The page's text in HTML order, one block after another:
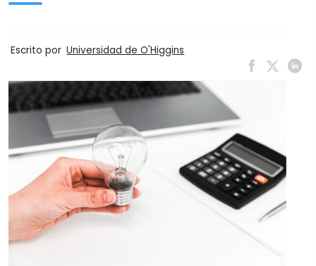
Escrito por Universidad de O'Higgins